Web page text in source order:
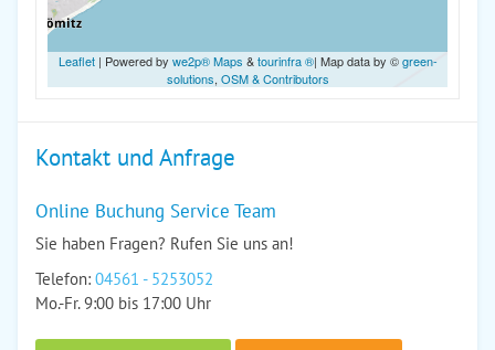
Leaflet| Powered by we2p® Maps &tourinfra ®| Map data by ©green-
solutions, OSM & Contributors
Kontakt und Anfrage
Online Buchung Service Team
Sie haben Fragen? Rufen Sie uns an!
Telefon: 04561 - 5253052
Mo.-Fr. 9:00 bis 17:00 Uhr